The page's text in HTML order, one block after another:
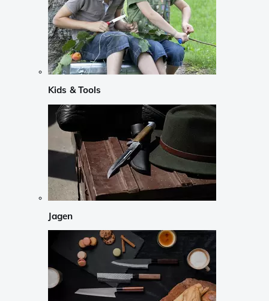
Kids & Tools
Jagen